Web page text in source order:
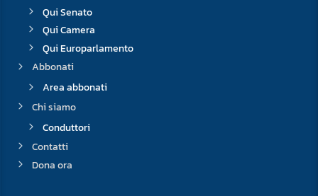
Qui Senato
Qui Camera
Qui Europarlamento
Abbonati
Area abbonati
Chi siamo
Conduttori
Contatti
Dona ora